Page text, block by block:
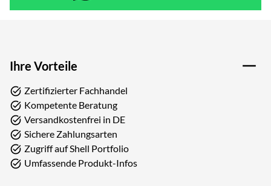
Ihre Vorteile
Zertifizierter Fachhandel
Kompetente Beratung
Versandkostenfrei in DE
Sichere Zahlungsarten
Zugriff auf Shell Portfolio
Umfassende Produkt-Infos